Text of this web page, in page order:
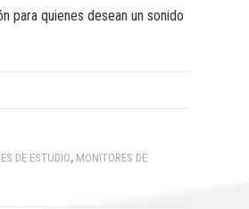
para quienes desean un sonido
DE ESTUDIO, MONITORES DE